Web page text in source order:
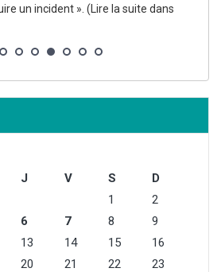
un incident ». (Lire la suite dans
J V S
D
1
2
6 7 8
9
13 14 15
16
20 21 22
23